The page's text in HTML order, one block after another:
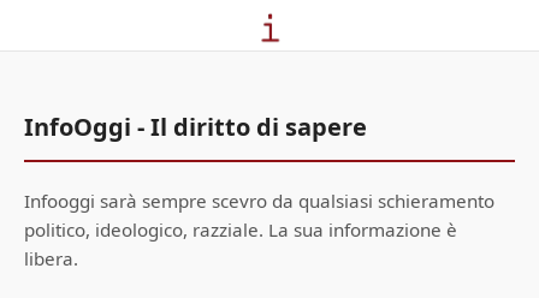
InfoOggi - Il diritto di sapere
Infooggi sarà sempre scevro da qualsiasi schieramento
politico, ideologico, razziale. La sua informazione è
libera.